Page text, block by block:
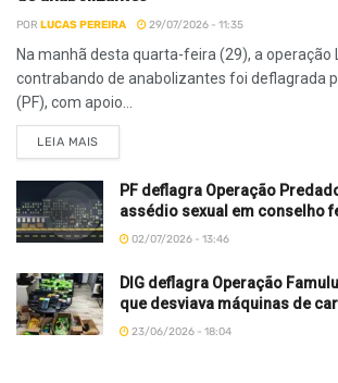
POR LUCAS PEREIRA 29/07/2026 - 11:35
Na manhã desta quarta-feira (29), a operação
contrabando de anabolizantes foi deflagrada
(PF), com apoio...
LEIA MAIS
PF deflagra Operação
assédio sexual em conselho
02/07/2026 - 13:46
DIG deflagra Operação
que desviava máquinas de
23/06/2026 - 18:04